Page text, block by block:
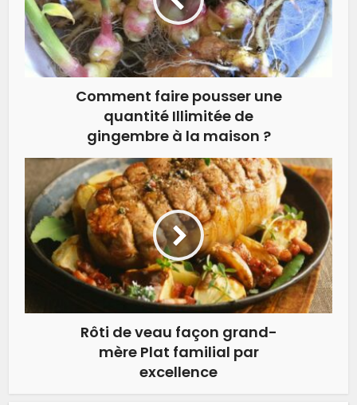
Comment faire pousser une
quantité Illimitée de
gingembre à la maison ?
Rôti de veau façon grand-
mère Plat familial par
excellence